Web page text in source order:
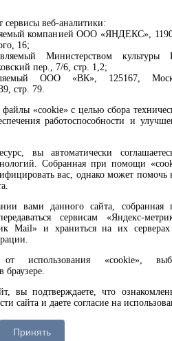
директору
текст с ошибкой и нажмите
городская библиотечная
сервисы веб-аналитики:
компанией ООО «ЯНДЕКС»,
16;
Министерством культуры
пер., 7/6, стр. 1,2;
ООО «ВК», 125167,
стр. 79.
«cookie» с целью сбора
работоспособности и
вы автоматически
Собранная при помощи
вас, однако может помочь
вами данного сайта, собранная
сервисам «Яндекс-
Mail» и храниться на их
использования «cookie»,
вы подтверждаете, что
сайта и даете согласие на
можно ознакомиться
Принять